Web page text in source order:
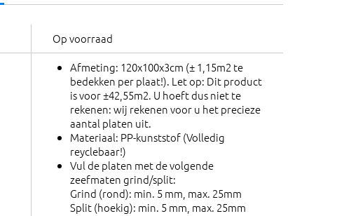
Op voorraad
Afmeting: 120x100x3cm (± 1,15m2 te
bedekken per plaat!). Let op: Dit product
is voor ±42,55m2. U hoeft dus niet te
rekenen: wij rekenen voor u het precieze
aantal platen uit.
Materiaal: PP-kunststof (Volledig
reyclebaar!)
Vul de platen met de volgende
zeefmaten grind/split:
Grind (rond): min. 5 mm, max. 25mm
Split (hoekig): min. 5 mm, max. 25mm